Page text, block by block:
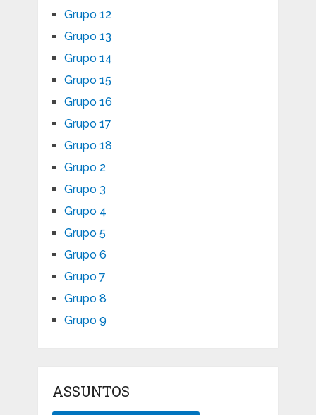
Grupo 12
Grupo 13
Grupo 14
Grupo 15
Grupo 16
Grupo 17
Grupo 18
Grupo 2
Grupo 3
Grupo 4
Grupo 5
Grupo 6
Grupo 7
Grupo 8
Grupo 9
ASSUNTOS